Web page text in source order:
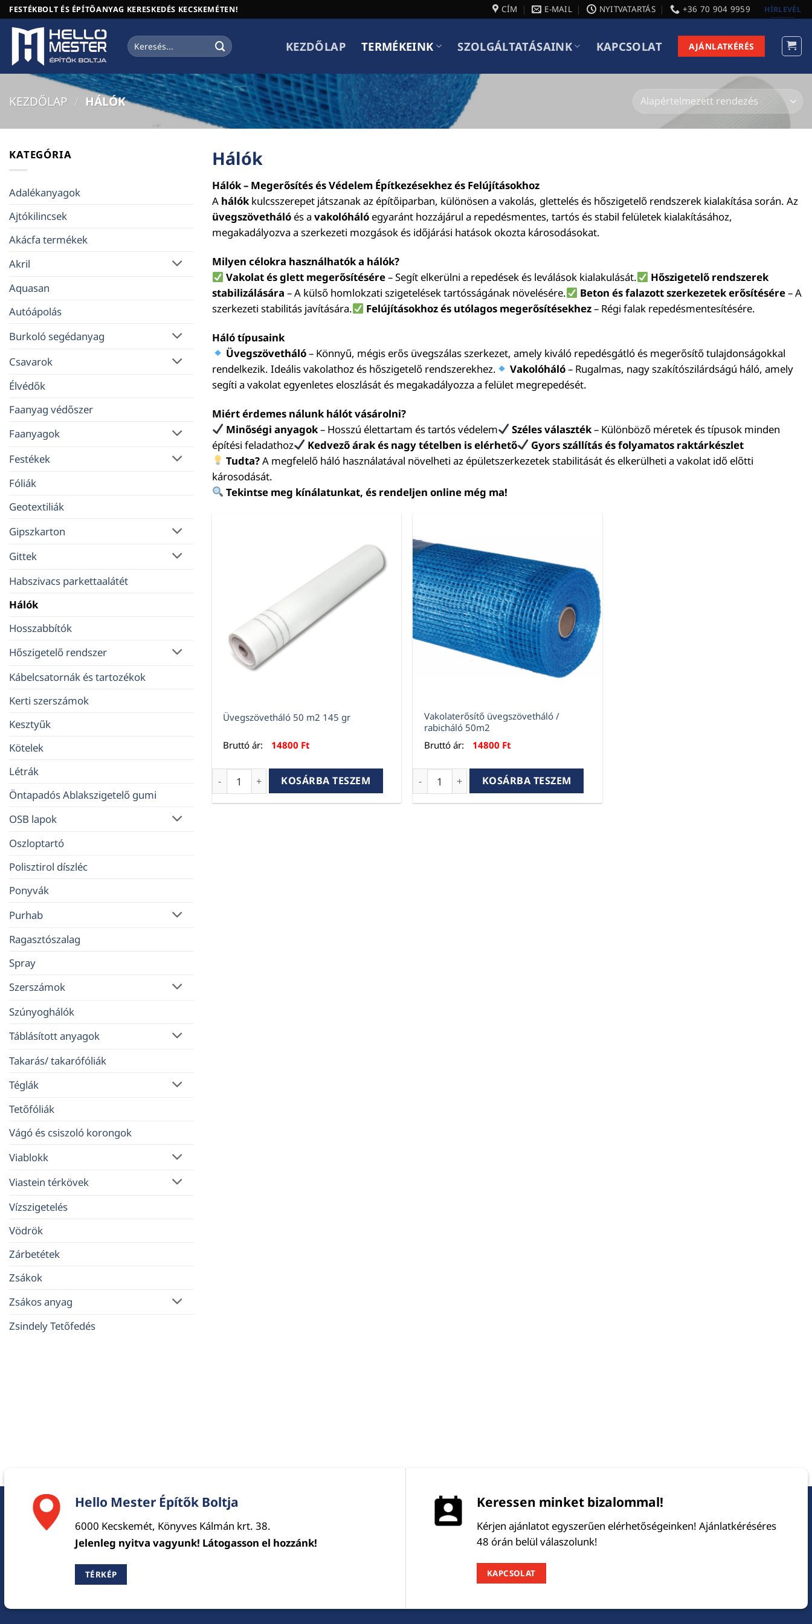
Skip
to
content
FESTÉKBOLT ÉS ÉPÍTŐANYAG KERESKEDÉS KECSKEMÉTEN! CÍM E-MAIL NYITVATARTÁS +36 70 904 9959 HÍRLEVÉL
Keresés
a
KEZDŐLAP TERMÉKEINK SZOLGÁLTATÁSAINK KAPCSOLAT AJÁNLATKÉRÉS
KEZDŐLAP / HÁLÓK
KATEGÓRIA
Adalékanyagok
Ajtókilincsek
Akácfa termékek
Akril
Aquasan
Autóápolás
Burkoló segédanyag
Csavarok
Élvédők
Faanyag védőszer
Faanyagok
Festékek
Fóliák
Geotextiliák
Gipszkarton
Gittek
Habszivacs parkettaalátét
Hálók
Hosszabbítók
Hőszigetelő rendszer
Kábelcsatornák és tartozékok
Kerti szerszámok
Kesztyűk
Kötelek
Létrák
Öntapadós Ablakszigetelő gumi
OSB lapok
Oszloptartó
Polisztirol díszléc
Ponyvák
Purhab
Ragasztószalag
Spray
Szerszámok
Szúnyoghálók
Táblásított anyagok
Takarás/ takarófóliák
Téglák
Tetőfóliák
Vágó és csiszoló korongok
Viablokk
Viastein térkövek
Vízszigetelés
Vödrök
Zárbetétek
Zsákok
Zsákos anyag
Zsindely Tetőfedés
Hálók
Hálók – Megerősítés és Védelem Építkezésekhez és Felújításokhoz
A hálókkulcsszerepet játszanak az építőiparban, különösen a vakolás, glettelés és hőszigetelő rendszerek kialakítása során. Az
üvegszövetháló és a vakolóháló egyaránt hozzájárul a repedésmentes, tartós és stabil felületek kialakításához,
megakadályozva a szerkezeti mozgások és időjárási hatások okozta károsodásokat.
Milyen célokra használhatók a hálók?
Vakolat és glett megerősítésére– Segít elkerülni a repedések és leválások kialakulását.
Hőszigetelő rendszerek
stabilizálására – A külső homlokzati szigetelések tartósságának növelésére. Beton és falazott szerkezetek erősítésére– A
szerkezeti stabilitás javítására.
Felújításokhoz és utólagos megerősítésekhez– Régi falak repedésmentesítésére.
Háló típusaink
Üvegszövetháló– Könnyű, mégis erős üvegszálas szerkezet, amely kiváló repedésgátló és megerősítő tulajdonságokkal
rendelkezik. Ideális vakolathoz és hőszigetelő rendszerekhez.
Vakolóháló– Rugalmas, nagy szakítószilárdságú háló, amely
segíti a vakolat egyenletes eloszlását és megakadályozza a felület megrepedését.
Miért érdemes nálunk hálót vásárolni?
Minőségi anyagok– Hosszú élettartam és tartós védelem Széles választék– Különböző méretek és típusok minden
építési feladathoz
Kedvező árak és nagy tételben is elérhető
Gyors szállítás és folyamatos raktárkészlet
Tudta?A megfelelő háló használatával növelheti az épületszerkezetek stabilitását és elkerülheti a vakolat idő előtti
károsodását.
Tekintse meg kínálatunkat, és rendeljen online még ma!
Üvegszövetháló 50 m2 145 gr
Bruttó ár: 14800 Ft
Üvegszövetháló 50 m2 145 gr mennyiség
KOSÁRBA TESZEM
Vakolaterősítő üvegszövetháló /
rabicháló 50m2
Bruttó ár:
14800 Ft
Vakolaterősítő üvegszövetháló / rabicháló 50m2 mennyiség
KOSÁRBA TESZEM
Hello Mester Építők Boltja
6000 Kecskemét, Könyves Kálmán krt. 38.
Jelenleg nyitva vagyunk! Látogasson el hozzánk!
TÉRKÉP
Keressen minket bizalommal!
Kérjen ajánlatot egyszerűen elérhetőségeinken! Ajánlatkéréséres
48 órán belül válaszolunk!
KAPCSOLAT